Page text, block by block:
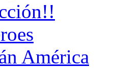
América